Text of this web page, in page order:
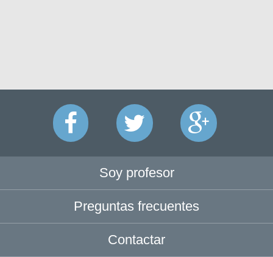
Soy profesor
Preguntas frecuentes
Contactar